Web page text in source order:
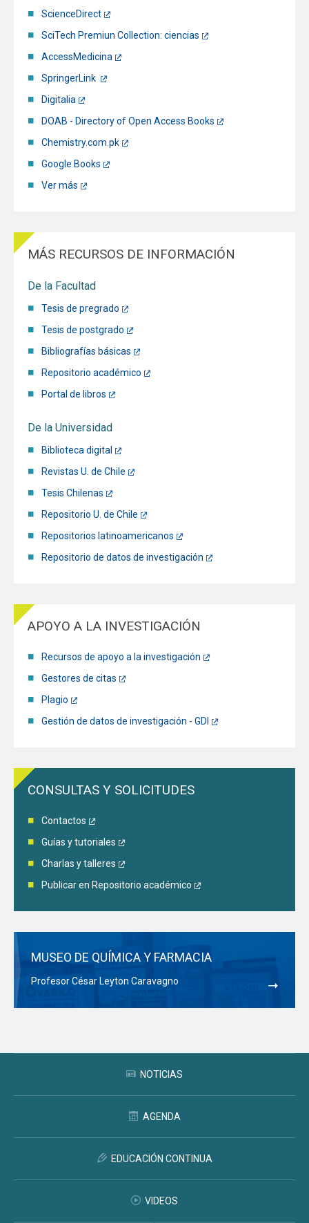
ScienceDirect
SciTech Premiun Collection: ciencias
AccessMedicina
SpringerLink
Digitalia
DOAB - Directory of Open Access Books
Chemistry.com.pk
Google Books
Ver más
MÁS RECURSOS DE INFORMACIÓN
De la Facultad
Tesis de pregrado
Tesis de postgrado
Bibliografías básicas
Repositorio académico
Portal de libros
De la Universidad
Biblioteca digital
Revistas U. de Chile
Tesis Chilenas
Repositorio U. de Chile
Repositorios latinoamericanos
Repositorio de datos de investigación
APOYO A LA INVESTIGACIÓN
Recursos de apoyo a la investigación
Gestores de citas
Plagio
Gestión de datos de investigación - GDI
CONSULTAS Y SOLICITUDES
Contactos
Guías y tutoriales
Charlas y talleres
Publicar en Repositorio académico
MUSEO DE QUÍMICA Y FARMACIA
Profesor César Leyton Caravagno
NOTICIAS
AGENDA
EDUCACIÓN CONTINUA
VIDEOS